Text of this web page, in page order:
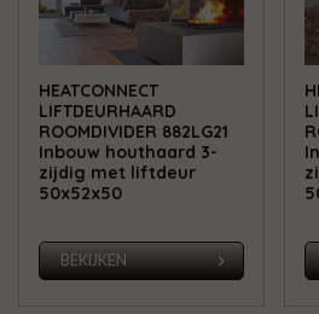
HEATCONNECT
LIFTDEURHAARD
ROOMDIVIDER 882LG21
Inbouw houthaard 3-
zijdig met liftdeur
50x52x50
BEKIJKEN